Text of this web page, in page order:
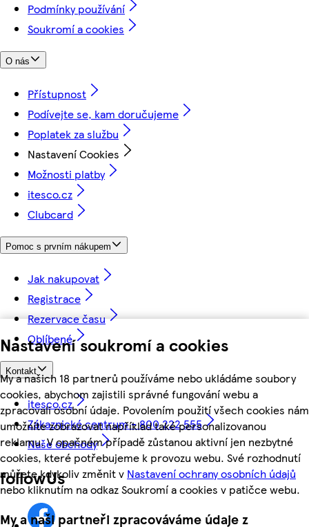
Nastavení soukromí a cookies
My a našich 18 partnerů používáme nebo ukládáme soubory
cookies, abychom zajistili správné fungování webu a
zpracovali osobní údaje. Povolením použití všech cookies nám
umožníte zobrazovat například také personalizovanou
reklamu. V opačném případě zůstanou aktivní jen nezbytné
cookies, které potřebujeme k provozu webu. Své rozhodnutí
můžete kdykoliv změnit v Nastavení ochrany osobních údajů
nebo kliknutím na odkaz Soukromí a cookies v patičce webu.
My a naši partneři zpracováváme údaje z
Podmínky používání
Soukromí a cookies
O nás
Přístupnost
Podívejte se, kam doručujeme
Poplatek za službu
Nastavení Cookies
Možnosti platby
itesco.cz
Clubcard
Pomoc s prvním nákupem
Jak nakupovat
Registrace
Rezervace času
Oblíbené
Kontakt
itesco.cz
Zákaznické centrum - 800 222 555
Naše obchody
followUs